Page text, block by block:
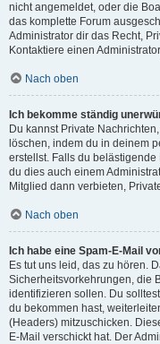
nicht angemeldet, oder die
das komplette Forum
Administrator dir das Recht,
Kontaktiere einen
Nach oben
Ich bekomme ständig
Du kannst Private
löschen, indem du in deinem
erstellst. Falls du
du dies auch einem
Mitglied dann verbieten,
Nach oben
Ich habe eine Spam-E-Mail
Es tut uns leid, das zu hören.
Sicherheitsvorkehrungen, die
identifizieren sollen. Du
du bekommen hast,
(Headers) mitzuschicken.
E-Mail verschickt hat. Der